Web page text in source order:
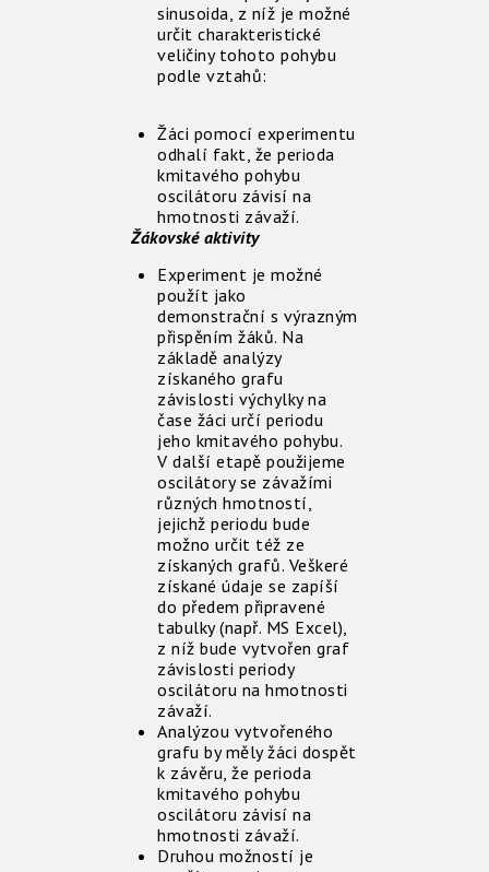
sinusoida, z níž je možné
určit charakteristické
veličiny tohoto pohybu
podle vztahů:
Žáci pomocí experimentu
odhalí fakt, že perioda
kmitavého pohybu
oscilátoru závisí na
hmotnosti závaží.
Žákovské aktivity
Experiment je možné
použít jako
demonstrační s výrazným
přispěním žáků. Na
základě analýzy
získaného grafu
závislosti výchylky na
čase žáci určí periodu
jeho kmitavého pohybu.
V další etapě použijeme
oscilátory se závažími
různých hmotností,
jejichž periodu bude
možno určit též ze
získaných grafů. Veškeré
získané údaje se zapíší
do předem připravené
tabulky (např. MS Excel),
z níž bude vytvořen graf
závislosti periody
oscilátoru na hmotnosti
závaží.
Analýzou vytvořeného
grafu by měly žáci dospět
k závěru, že perioda
kmitavého pohybu
oscilátoru závisí na
hmotnosti závaží.
Druhou možností je